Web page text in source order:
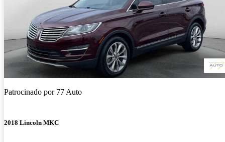
Patrocinado por 77 Auto
2018 Lincoln MKC